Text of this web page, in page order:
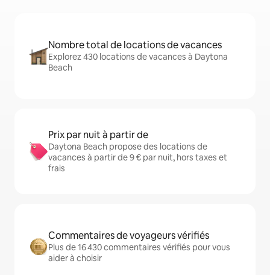
Nombre total de locations de vacances
Explorez 430 locations de vacances à Daytona
Beach
Prix par nuit à partir de
Daytona Beach propose des locations de
vacances à partir de 9 € par nuit, hors taxes et
frais
Commentaires de voyageurs vérifiés
Plus de 16 430 commentaires vérifiés pour vous
aider à choisir